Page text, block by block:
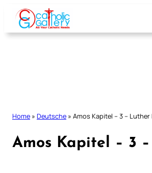
Skip
content
Home » Deutsche » Amos Kapitel – 3 – Luther
Amos Kapitel – 3